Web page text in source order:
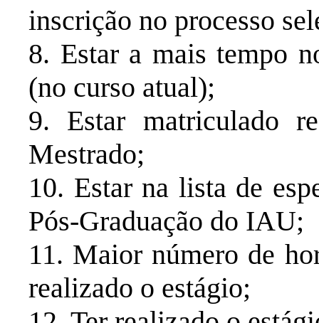
inscrição no processo
8. Estar a mais tempo
(no curso atual);
9. Estar matriculado
Mestrado;
10. Estar na lista de
Pós-Graduação do IAU;
11. Maior número de
realizado o estágio;